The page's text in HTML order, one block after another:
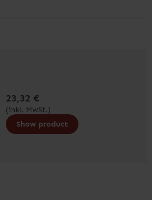
23,32 €
(inkl. MwSt.)
Show product